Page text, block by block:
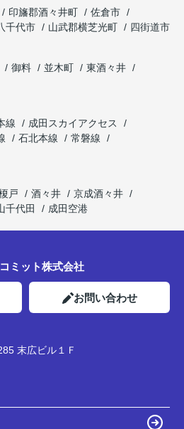
印旛郡酒々井町
佐倉市
千代市 山武郡横芝光町
四街道市
御料 並木町
東酒々井
線
成田スカイアクセス
石北本線
常磐線
戸 酒々井
京成酒々井
千代田 成田空港
ミット株式会社
お問い合わせ
末広ビル１Ｆ